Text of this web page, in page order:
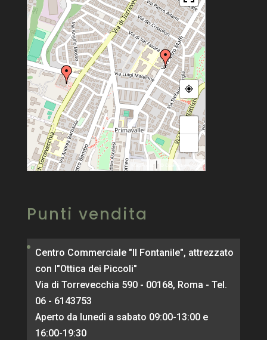
© OpenStreetMap
Punti vendita
Centro Commerciale "Il Fontanile", attrezzato
con l"Ottica dei Piccoli"
Via di Torrevecchia 590 - 00168, Roma - Tel.
06 - 6143753
Aperto da lunedi a sabato 09:00-13:00 e
16:00-19:30